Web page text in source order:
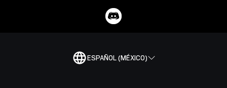
ESPAÑOL (MÉXICO)